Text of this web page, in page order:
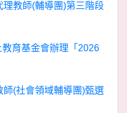
教師(輔導團)第三階段
育基金會辦理「2026
(社會領域輔導團)甄選